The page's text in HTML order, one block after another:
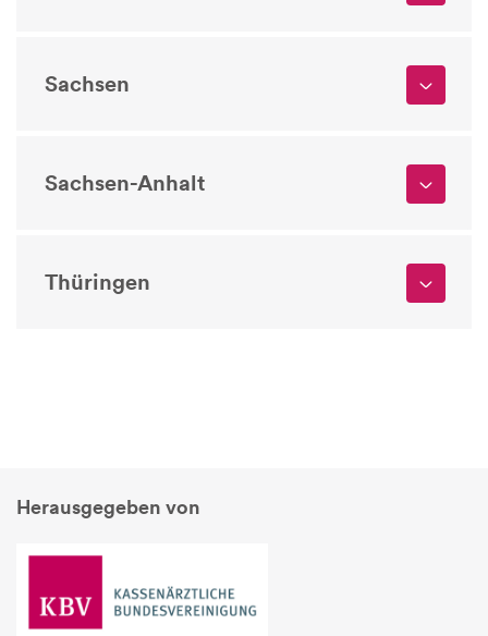
Sachsen
Sachsen-Anhalt
Thüringen
Herausgegeben von